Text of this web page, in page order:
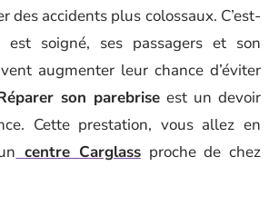
des accidents plus colossaux. C’est-
est soigné, ses passagers et son
augmenter leur chance d’éviter
son parebrise est un devoir
Cette prestation, vous allez en
centre Carglassproche de chez